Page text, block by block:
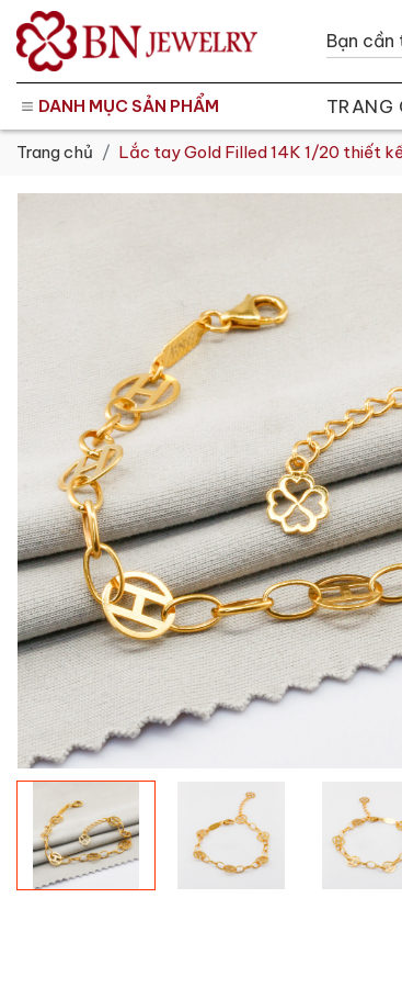
DANH MỤC SẢN PHẨM TRANG
Trang chủ Lắc tay Gold Filled 14K 1/20 thiết